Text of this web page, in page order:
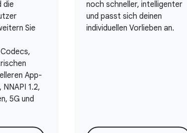
die
Sie
App-
NNAPI 1.2,
5G und
noch schneller, intelligenter
und passt sich deinen
individuellen Vorlieben an.